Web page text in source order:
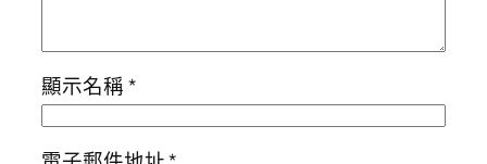
顯示名稱*